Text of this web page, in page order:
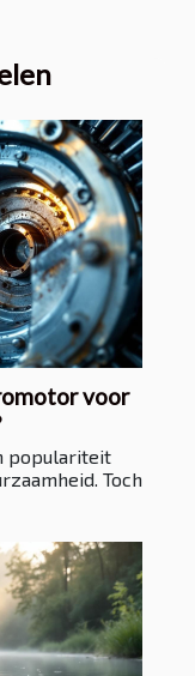
voor
populariteit
Toch